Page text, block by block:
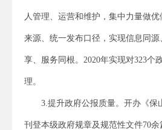
人管理、运营和维护，集中力量做
来源、统一发布口径，实现信息同源
享、服务同根。2020年实现对323个
理。
3.提升政府公报质量。开办《保
刊登本级政府规章及规范性文件70